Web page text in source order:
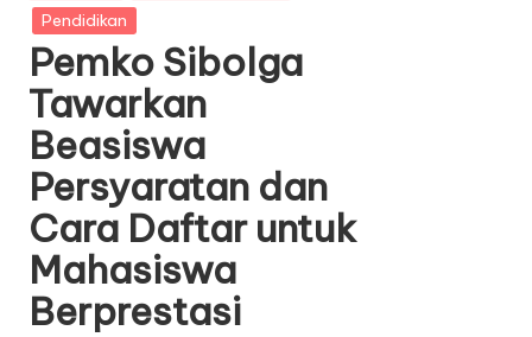
o
s
e
d
n
Pendidikan
Pemko Sibolga
Tawarkan
Beasiswa
Persyaratan dan
Cara Daftar untuk
Mahasiswa
Berprestasi